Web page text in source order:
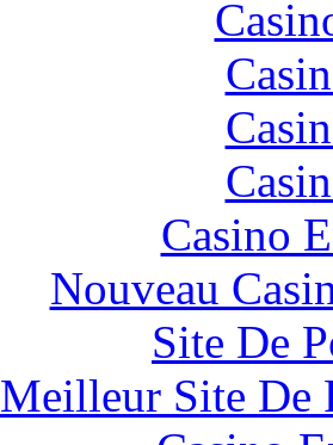
Casino
Nouveau
Site De
Meilleur Site De